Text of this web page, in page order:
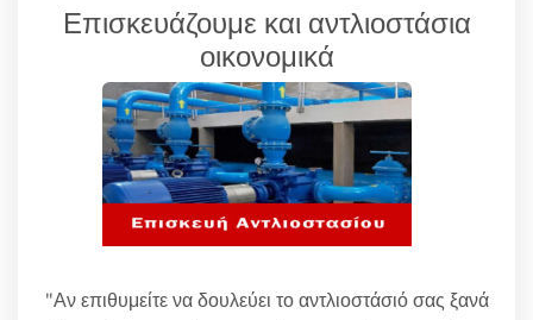
Επισκευάζουμε και αντλιοστάσια
οικονομικά
"Αν επιθυμείτε να δουλεύει το αντλιοστάσιό σας ξανά